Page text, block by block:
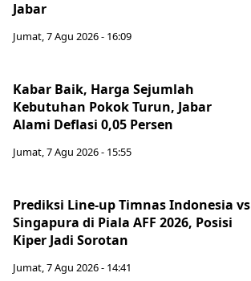
Jabar
Jumat, 7 Agu 2026 - 16:09
Kabar Baik, Harga Sejumlah
Kebutuhan Pokok Turun, Jabar
Alami Deflasi 0,05 Persen
Jumat, 7 Agu 2026 - 15:55
Prediksi Line-up Timnas Indonesia vs
Singapura di Piala AFF 2026, Posisi
Kiper Jadi Sorotan
Jumat, 7 Agu 2026 - 14:41